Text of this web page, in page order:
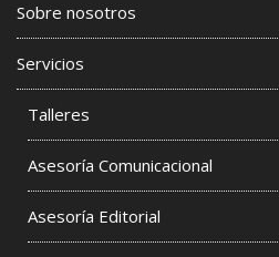
Sobre nosotros
Servicios
Talleres
Asesoría Comunicacional
Asesoría Editorial